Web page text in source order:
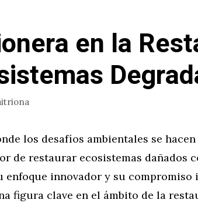
en la
los desafíos ambientales se hacen
de restaurar ecosistemas dañados
enfoque innovador y su compromiso
figura clave en el ámbito de la